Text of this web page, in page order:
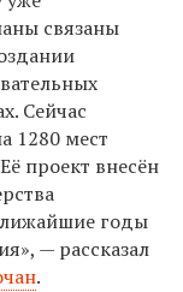
связаны
Сейчас
1280 мест
проект внесён
годы
— рассказал
.